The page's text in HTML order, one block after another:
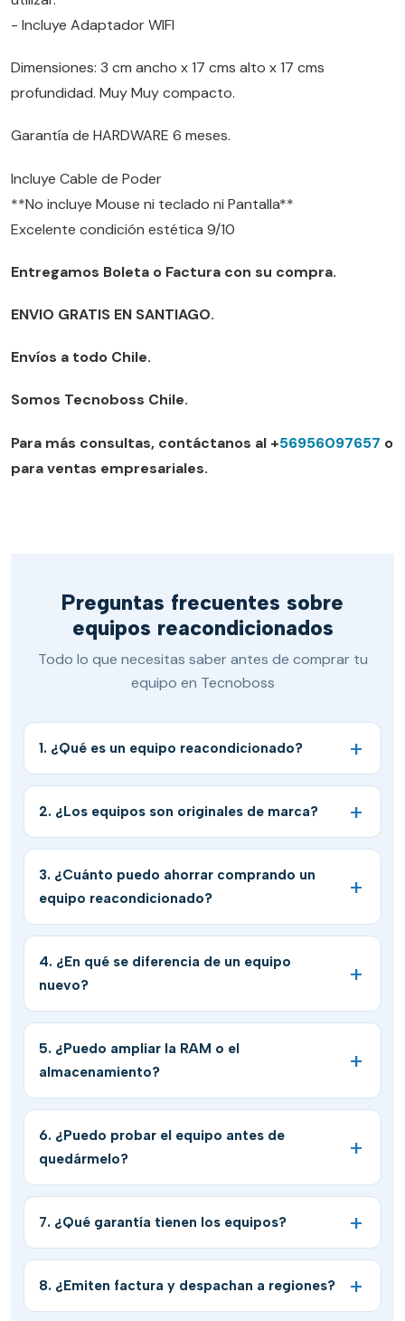
- Incluye Adaptador WIFI
Dimensiones: 3 cm ancho x 17 cms alto x 17 cms
profundidad. Muy Muy compacto.
Garantía de HARDWARE 6 meses.
Incluye Cable de Poder
**No incluye Mouse ni teclado ni Pantalla**
Excelente condición estética 9/10
Entregamos Boleta o Factura con su compra.
ENVIO GRATIS EN SANTIAGO.
Envíos a todo Chile.
Somos Tecnoboss Chile.
Para más consultas, contáctanos al +56956097657 o
para ventas empresariales.
Preguntas frecuentes sobre
equipos reacondicionados
Todo lo que necesitas saber antes de comprar tu
equipo en Tecnoboss
1. ¿Qué es un equipo reacondicionado?
2. ¿Los equipos son originales de marca?
3. ¿Cuánto puedo ahorrar comprando un
equipo reacondicionado?
4. ¿En qué se diferencia de un equipo
nuevo?
5. ¿Puedo ampliar la RAM o el
almacenamiento?
6. ¿Puedo probar el equipo antes de
quedármelo?
7. ¿Qué garantía tienen los equipos?
8. ¿Emiten factura y despachan a regiones?